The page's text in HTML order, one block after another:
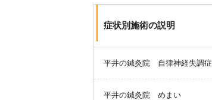
症状別施術の説明
平井の鍼灸院 自律神経失調症
平井の鍼灸院 めまい